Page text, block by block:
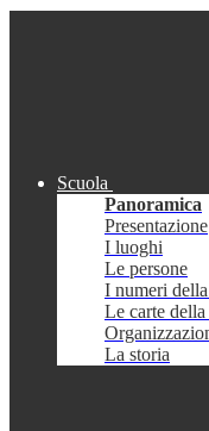
Scuola
Panoramica
Presentazione
I luoghi
Le persone
I numeri
Le carte della
La storia